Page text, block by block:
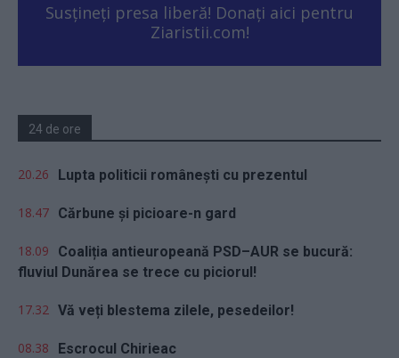
Susțineți presa liberă! Donați aici pentru
Ziaristii.com!
24 de ore
20.26 Lupta politicii românești cu prezentul
18.47 Cărbune și picioare-n gard
18.09
Coaliția antieuropeană PSD–AUR se bucură:
fluviul Dunărea se trece cu piciorul!
17.32 Vă veți blestema zilele, pesedeilor!
08.38 Escrocul Chirieac